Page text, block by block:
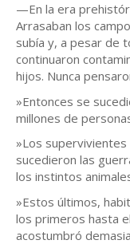
—En la era
Arrasaban los
subía y, a pesar de
continuaron
hijos. Nunca
»Entonces se
millones de
»Los
sucedieron las
los instintos
»Estos últimos,
los primeros hasta
acostumbró